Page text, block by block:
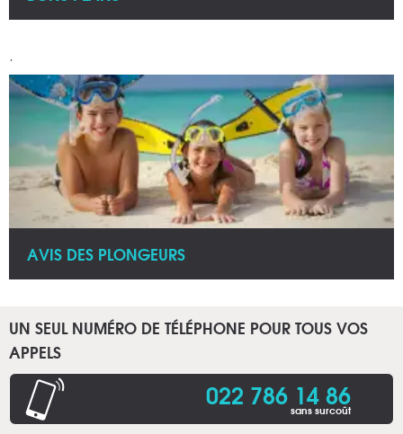
.
AVIS DES PLONGEURS
UN SEUL NUMÉRO DE TÉLÉPHONE POUR TOUS VOS
APPELS
022 786 14 86
sans surcoût